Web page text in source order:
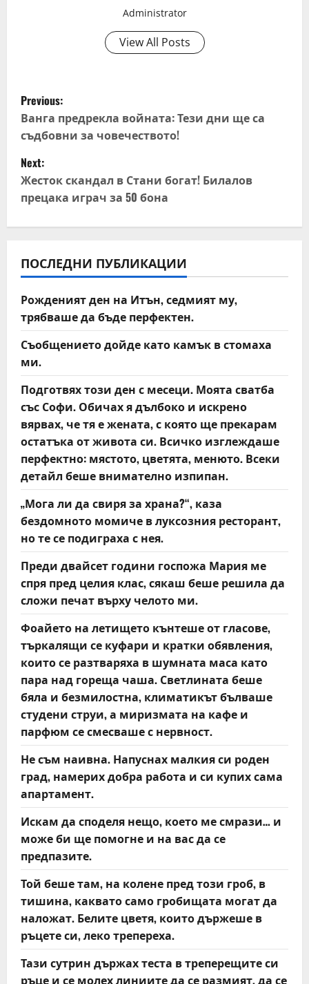
Administrator
View All Posts
P
o
s
t
n
v
i
g
a
t
i
o
n
Previous:
Ванга предрекла войната: Тези дни ще са
съдбовни за човечеството!
Next:
Жесток скандал в Стани богат! Билалов
прецака играч за 50 бона
ПОСЛЕДНИ ПУБЛИКАЦИИ
Рожденият ден на Итън, седмият му,
трябваше да бъде перфектен.
Съобщението дойде като камък в стомаха
ми.
Подготвях този ден с месеци. Моята сватба
със Софи. Обичах я дълбоко и искрено
вярвах, че тя е жената, с която ще прекарам
остатъка от живота си. Всичко изглеждаше
перфектно: мястото, цветята, менюто. Всеки
детайл беше внимателно изпипан.
„Мога ли да свиря за храна?“, каза
бездомното момиче в луксозния ресторант,
но те се подиграха с нея.
Преди двайсет години госпожа Мария ме
спря пред целия клас, сякаш беше решила да
сложи печат върху челото ми.
Фоайето на летището кънтеше от гласове,
търкалящи се куфари и кратки обявления,
които се разтваряха в шумната маса като
пара над гореща чаша. Светлината беше
бяла и безмилостна, климатикът бълваше
студени струи, а миризмата на кафе и
парфюм се смесваше с нервност.
Не съм наивна. Напуснах малкия си роден
град, намерих добра работа и си купих сама
апартамент.
Искам да споделя нещо, което ме смрази… и
може би ще помогне и на вас да се
предпазите.
Той беше там, на колене пред този гроб, в
тишина, каквато само гробищата могат да
наложат. Белите цветя, които държеше в
ръцете си, леко трепереха.
Тази сутрин държах теста в треперещите си
ръце и се молех линиите да се размият, да се